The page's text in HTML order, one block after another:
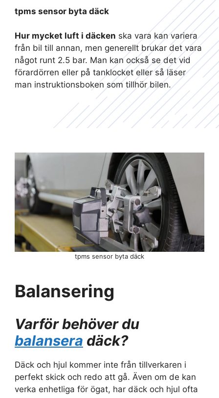
tpms sensor byta däck
Hur mycket luft i däcken ska vara kan variera
från bil till annan, men generellt brukar det vara
något runt 2.5 bar. Man kan också se det vid
förardörren eller på tanklocket eller så läser
man instruktionsboken som tillhör bilen.
Balansering
Varför behöver du
balansera däck?
Däck och hjul kommer inte från tillverkaren i
perfekt skick och redo att gå. Även om de kan
verka enhetliga för ögat, har däck och hjul ofta
tpms sensor byta däck